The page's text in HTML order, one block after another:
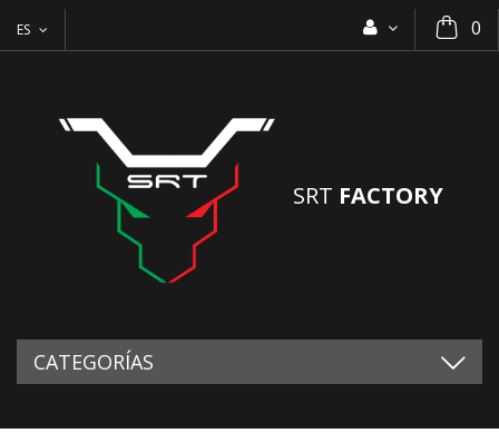
0
ES
SRT FACTORY
CATEGORÍAS